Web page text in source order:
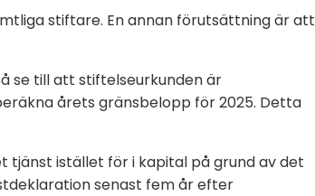
stiftare. En annan förutsättning är att
se till att stiftelseurkunden är
årets gränsbelopp för 2025. Detta
tjänst istället för i kapital på grund av det
senast fem år efter